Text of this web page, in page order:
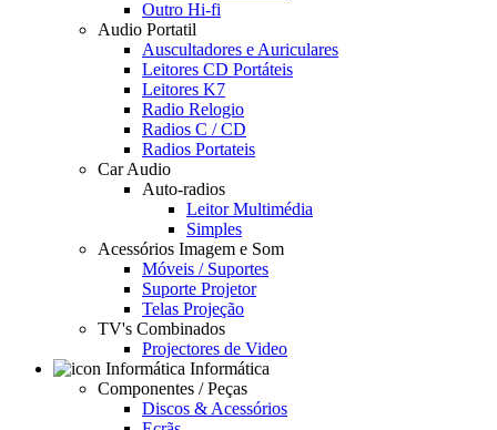
Outro Hi-fi
Audio Portatil
Auscultadores e Auriculares
Leitores CD Portáteis
Leitores K7
Radio Relogio
Radios C / CD
Radios Portateis
Car Audio
Auto-radios
Leitor Multimédia
Simples
Acessórios Imagem e Som
Móveis / Suportes
Suporte Projetor
Telas Projeção
TV's Combinados
Projectores de Video
Informática
Componentes / Peças
Discos & Acessórios